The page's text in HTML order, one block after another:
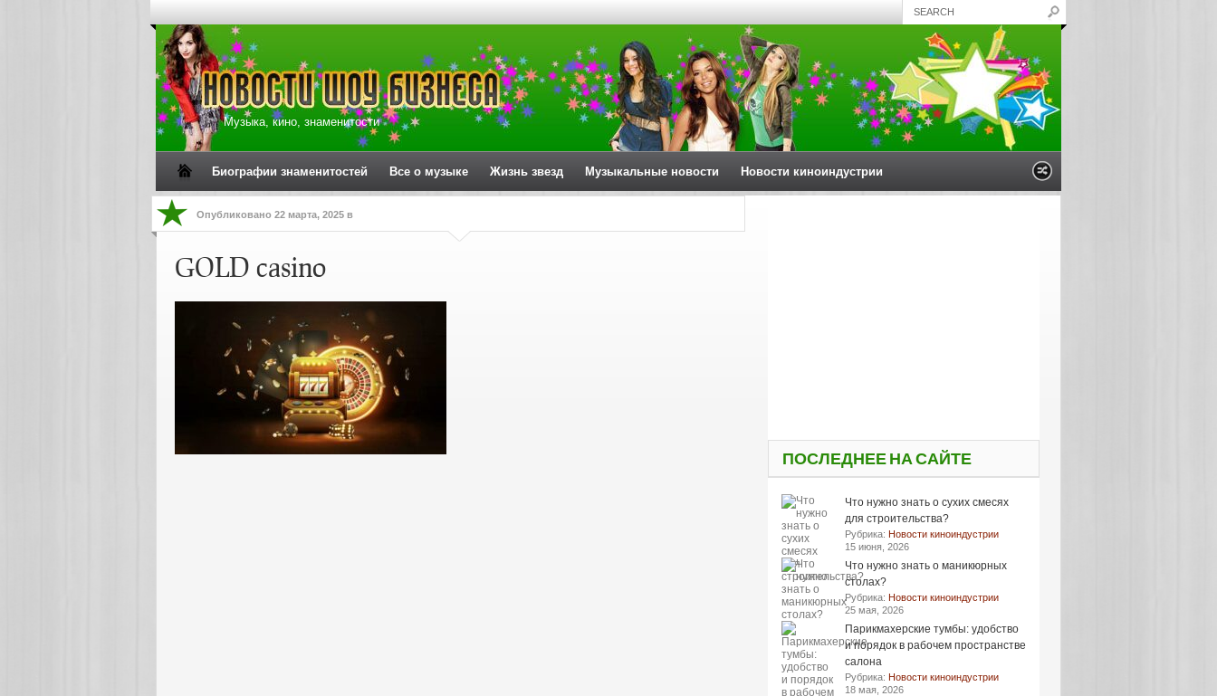
Музыка, кино, знаменитости
Биографии знаменитостей Все о музыке Жизнь звезд Музыкальные новости Новости киноиндустрии
Опубликовано 22 марта, 2025 в
GOLD casino
ПОСЛЕДНЕЕ НА САЙТЕ
Что нужно знать о сухих смесях
для строительства?
Рубрика: Новости киноиндустрии
15 июня, 2026
Что нужно знать о маникюрных
столах?
Рубрика: Новости киноиндустрии
25 мая, 2026
Парикмахерские тумбы: удобство
и порядок в рабочем пространстве
салона
Рубрика: Новости киноиндустрии
18 мая, 2026